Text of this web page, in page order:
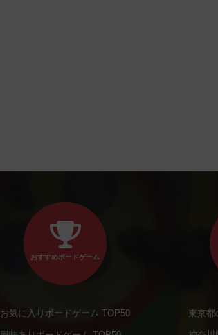
おすすめボードゲーム
お気に入りボードゲーム TOP50 東京都